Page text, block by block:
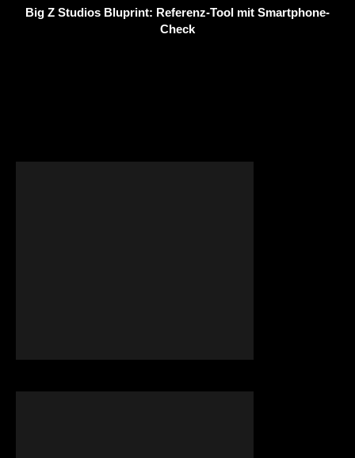
Big Z Studios Bluprint: Referenz-Tool mit Smartphone-
Check